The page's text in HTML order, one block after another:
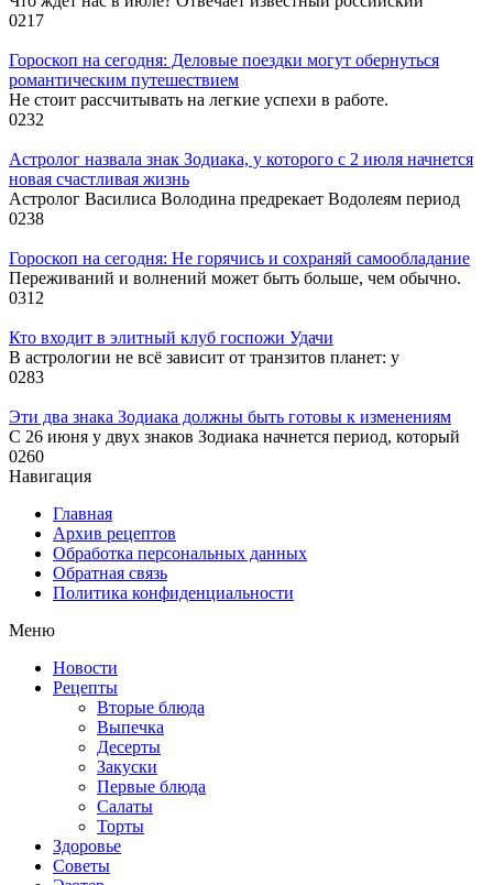
0217
Гороскоп на сегодня: Деловые поездки могут обернуться
романтическим путешествием
Не стоит рассчитывать на легкие успехи в работе.
0232
Астролог назвала знак Зодиака, у которого с 2 июля начнется
новая счастливая жизнь
Астролог Василиса Володина предрекает Водолеям период
0238
Гороскоп на сегодня: Не горячись и сохраняй самообладание
Переживаний и волнений может быть больше, чем обычно.
0312
Кто входит в элитный клуб госпожи Удачи
В астрологии не всё зависит от транзитов планет: у
0283
Эти два знака Зодиака должны быть готовы к изменениям
С 26 июня у двух знаков Зодиака начнется период, который
0260
Навигация
Главная
Архив рецептов
Обработка персональных данных
Обратная связь
Политика конфиденциальности
Меню
Новости
Рецепты
Вторые блюда
Выпечка
Десерты
Закуски
Первые блюда
Салаты
Торты
Здоровье
Советы